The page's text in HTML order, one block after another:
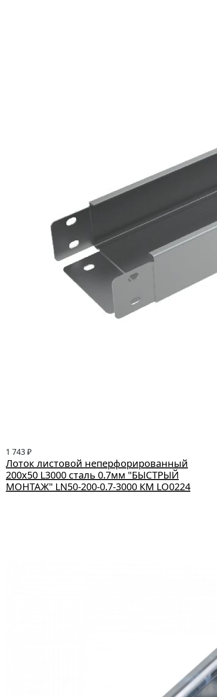
1 743 ₽
Лоток листовой неперфорированный
200х50 L3000 сталь 0.7мм "БЫСТРЫЙ
МОНТАЖ" LN50-200-0.7-3000 КМ LO0224